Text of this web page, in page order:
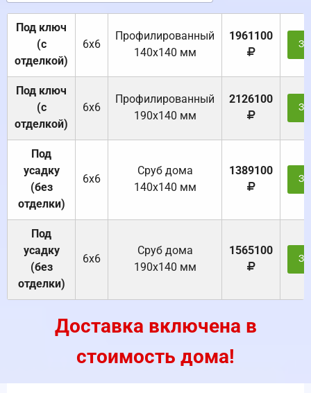
Под ключ
(с
отделкой)
6х6
Профилированный
140х140 мм
1961100
Под ключ
(с
отделкой)
6х6
Профилированный
190х140 мм
2126100
Под
усадку
(без
отделки)
6х6
Cруб дома
140х140 мм
1389100
Под
усадку
(без
отделки)
6х6
Cруб дома
190х140 мм
1565100
Доставка включена в
стоимость дома!